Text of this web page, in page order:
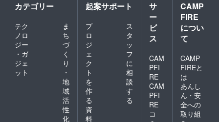
カテゴリー
テク
ノロ
ジー
・ガ
ジェ
ット
ま
ち
づ
く
り
・
地
域
活
性
化
起案サポート
プ
ロ
ジ
ェ
ク
ト
を
作
る
ス
タ
ッ
フ
に
相
談
す
る
資
料
サ
ー
ビ
ス
CAM
PFI
RE
CAM
PFI
RE
コ
CAMP
FIRE
につい
て
CAMP
FIREと
は
あんし
ん・安
全への
取り組